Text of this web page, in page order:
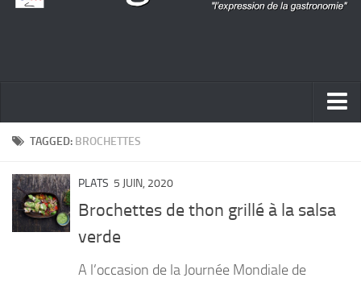
ACTUALITÉ
PORTRAITS
LIVRES
TAGGED: BROCHETTES
PLATS 5 JUIN, 2020
Brochettes de thon grillé à la salsa
verde
A l’occasion de la Journée Mondiale de